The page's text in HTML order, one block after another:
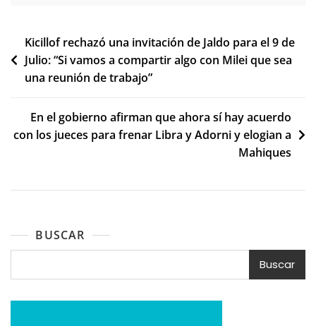
Navegación
de
entradas
Kicillof rechazó una invitación de Jaldo para el 9 de
Julio: “Si vamos a compartir algo con Milei que sea
una reunión de trabajo”
En el gobierno afirman que ahora sí hay acuerdo
con los jueces para frenar Libra y Adorni y elogian a
Mahiques
BUSCAR
Buscar